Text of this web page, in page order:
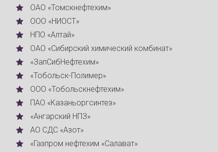
ОАО «Томскнефтехим»
ООО «НИОСТ»
НПО «Алтай»
ОАО «Сибирский химический комбинат»
«ЗапСибНефтехим»
«Тобольск-Полимер»
ООО «Тобольскнефтехим»
ПАО «Казаньоргсинтез»
«Ангарский НПЗ»
АО СДС «Азот»
«Газпром нефтехим «Салават»